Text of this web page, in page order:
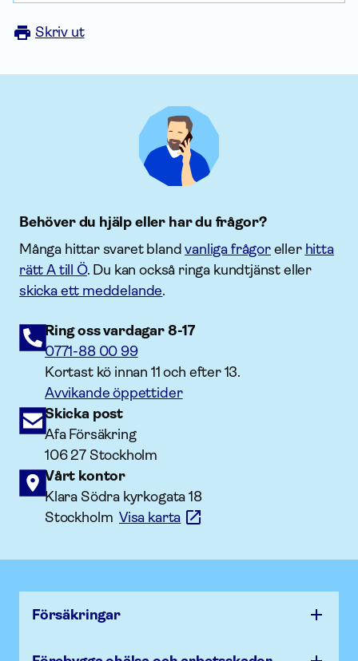
Skriv ut
Behöver du hjälp eller har du frågor?
Många hittar svaret blandvanliga frågoreller hitta
rätt A till Ö. Du kan också ringa kundtjänst eller
skicka ett meddelande.
Ring oss vardagar 8-17
0771-88 00 99
Kortast kö innan 11 och efter 13.
Avvikande öppettider
Skicka post
Afa Försäkring
106 27 Stockholm
Vårt kontor
Klara Södra kyrkogata 18
StockholmVisa karta
Försäk­ringar